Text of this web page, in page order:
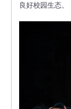
良好校园生态。